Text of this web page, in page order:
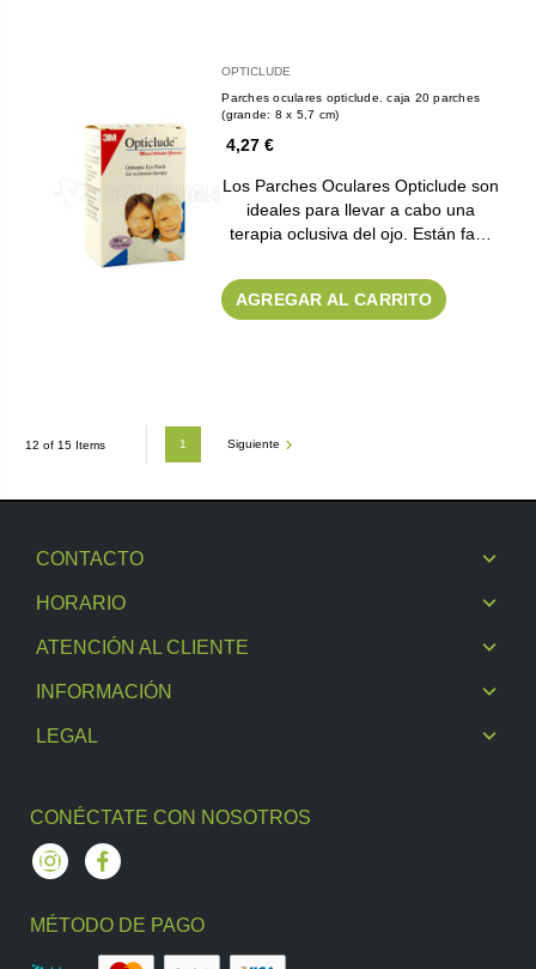
OPTICLUDE
Parches oculares opticlude. caja 20 parches
(grande: 8 x 5,7 cm)
4,27 €
Los Parches Oculares Opticlude son
ideales para llevar a cabo una
terapia oclusiva del ojo. Están fa…
AGREGAR AL CARRITO
12 of 15 Items 1 Siguiente
CONTACTO
HORARIO
ATENCIÓN AL CLIENTE
INFORMACIÓN
LEGAL
CONÉCTATE CON NOSOTROS
InstagramFacebook
MÉTODO DE PAGO